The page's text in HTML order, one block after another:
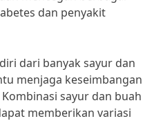
dan penyakit
dari banyak sayur dan
menjaga keseimbangan
sayur dan buah
memberikan variasi